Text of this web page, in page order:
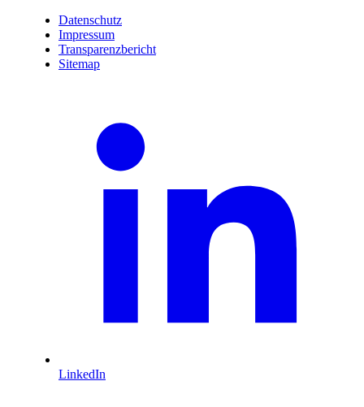
Datenschutz
Impressum
Transparenzbericht
Sitemap
LinkedIn